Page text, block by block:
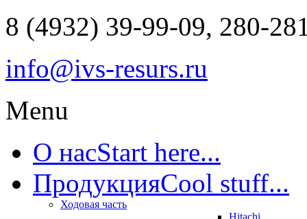
8 (4932) 39-99-09, 280-
info@ivs-resurs.ru
Menu
О насStart here...
ПродукцияCool stuff...
Ходовая часть
Hitachi